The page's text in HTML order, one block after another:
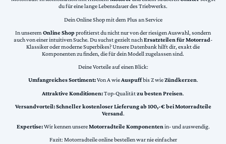
du für eine lange Lebensdauer des Triebwerks.
Dein Online Shop mit dem Plus an Service
In unserem Online Shopprofitierst du nicht nur von der riesigen Auswahl, sondern
auch von einer intuitiven Suche. Du suchst gezielt nachErsatzteilen für Motorrad-
Klassiker oder moderne Superbikes? Unsere Datenbank hilft dir, exakt die
Komponenten zu finden, die für dein Modell zugelassen sind.
Deine Vorteile auf einen Blick:
Umfangreiches Sortiment:Von A wieAuspuffbis Z wieZündkerzen.
Attraktive Konditionen:Top-Qualitätzu besten Preisen.
Versandvorteil:Schneller kostenloser Lieferung ab 100,-€ bei Motorradteile
Versand.
Expertise:Wir kennen unsereMotorradteile Komponentenin- und auswendig.
Fazit: Motorradteile online bestellen war nie einfacher